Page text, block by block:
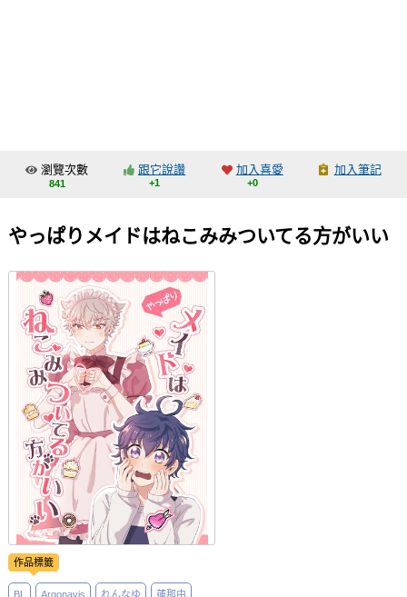
交流中心
會員功能選單
會員中心
註冊會員
登入
瀏覽次數
841
跟它說讚
+1
加入喜愛
+0
加入筆記
やっぱりメイドはねこみみついてる方がいい
作品標籤
BL Argonavis れんなゆ 蓮那由